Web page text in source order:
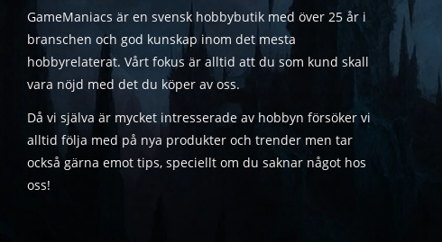
GameManiacs är en svensk hobbybutik med över 25 år i
branschen och god kunskap inom det mesta
hobbyrelaterat. Vårt fokus är alltid att du som kund skall
vara nöjd med det du köper av oss.
Då vi själva är mycket intresserade av hobbyn försöker vi
alltid följa med på nya produkter och trender men tar
också gärna emot tips, speciellt om du saknar något hos
oss!